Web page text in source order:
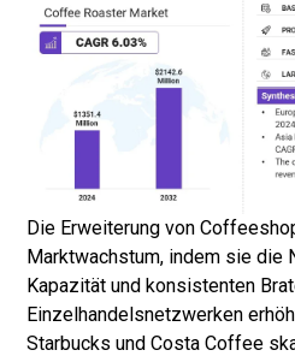
Die Erweiterung von
Marktwachstum, indem sie die
Kapazität und konsistenten
Einzelhandelsnetzwerken
Starbucks und Costa Coffee